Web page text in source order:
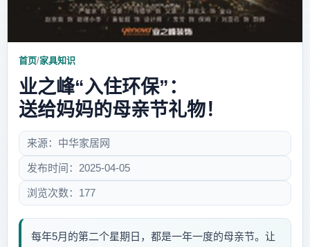
首页/家具知识
业之峰“入住环保”：
送给妈妈的母亲节礼物！
来源：中华家居网
发布时间：2025-04-05
浏览次数：177
每年5月的第二个星期日，都是一年一度的母亲节。让